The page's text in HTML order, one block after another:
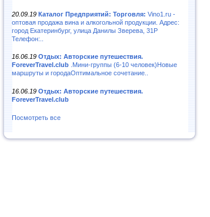
20.09.19 Каталог Предприятий: Торговля: Vino1.ru -
оптовая продажа вина и алкогольной продукции. Адрес:
город Екатеринбург, улица Данилы Зверева, 31Р
Телефон:..
16.06.19 Отдых: Авторские путешествия.
ForeverTravel.club .Мини-группы (6-10 человек)Новые
маршруты и городаОптимальное сочетание..
16.06.19 Отдых: Авторские путешествия.
ForeverTravel.club
Посмотреть все